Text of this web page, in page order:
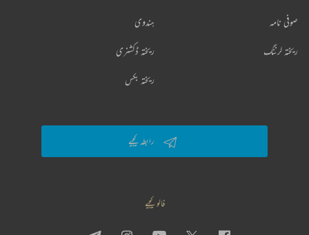
ہندوی صوفی نامہ
ریختہ ڈکشنری ریختہ لرننگ
ریختہ بکس
رابطہ کیجیے
فالو کیجیے